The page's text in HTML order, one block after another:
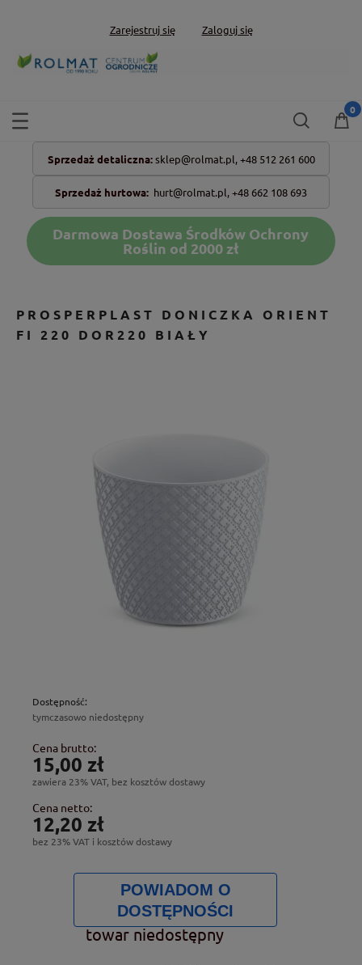
Zarejestruj się Zaloguj się
Sprzedaż detaliczna: sklep@rolmat.pl, +48 512 261 600
Sprzedaż hurtowa: hurt@rolmat.pl,+48 662 108 693
Darmowa Dostawa Środków Ochrony
Roślin od 2000 zł
PROSPERPLAST DONICZKA ORIENT
FI 220 DOR220 BIAŁY
Dostępność:
tymczasowo niedostępny
Cena brutto:
15,00 zł
zawiera 23% VAT, bez kosztów dostawy
Cena netto:
12,20 zł
bez 23% VAT i kosztów dostawy
POWIADOM O
DOSTĘPNOŚCI
towar niedostępny